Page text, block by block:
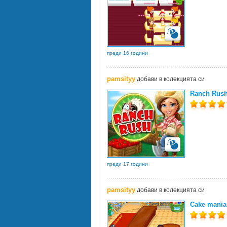
преди 16 години
pamsityyдобави в колекцията си
Ranch
преди 17 години
pamsityyдобави в колекцията си
Cake